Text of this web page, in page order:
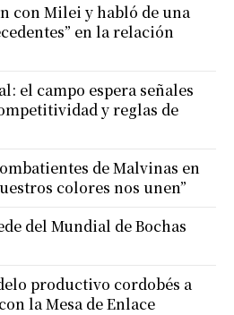
con Milei y habló de una
en la relación
el campo espera señales
y reglas de
de Malvinas en
colores nos unen”
del Mundial de Bochas
productivo cordobés a
la Mesa de Enlace